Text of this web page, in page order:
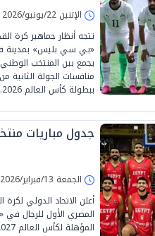
الإثنين 22/يونيو/2026 - 12:02 ص
تتجه أنظار جماهير كرة
«بي سي بليس» بمدينة
يجمع بين المنتخب
منافسات الجولة الثانية
ببطولة كأس العالم 2026.
جدول مباريات
الجمعة 13/فبراير/2026 - 05:50 م
المصري الأول للرجال في
المؤهلة لكأس العالم 2027.